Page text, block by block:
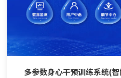
多参数身心干预训练系统(